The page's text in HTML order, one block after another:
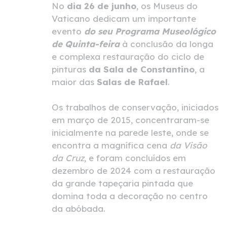
No dia 26 de junho, os Museus do
Vaticano dedicam um importante
evento do seu Programa Museológico
de Quinta-feiraà conclusão da longa
e complexa restauração do ciclo de
pinturas da Sala de Constantino, a
maior das Salas de Rafael.
Os trabalhos de conservação, iniciados
em março de 2015, concentraram-se
inicialmente na parede leste, onde se
encontra a magnífica cena da Visão
da Cruz, e foram concluídos em
dezembro de 2024 com a restauração
da grande tapeçaria pintada que
domina toda a decoração no centro
da abóbada.